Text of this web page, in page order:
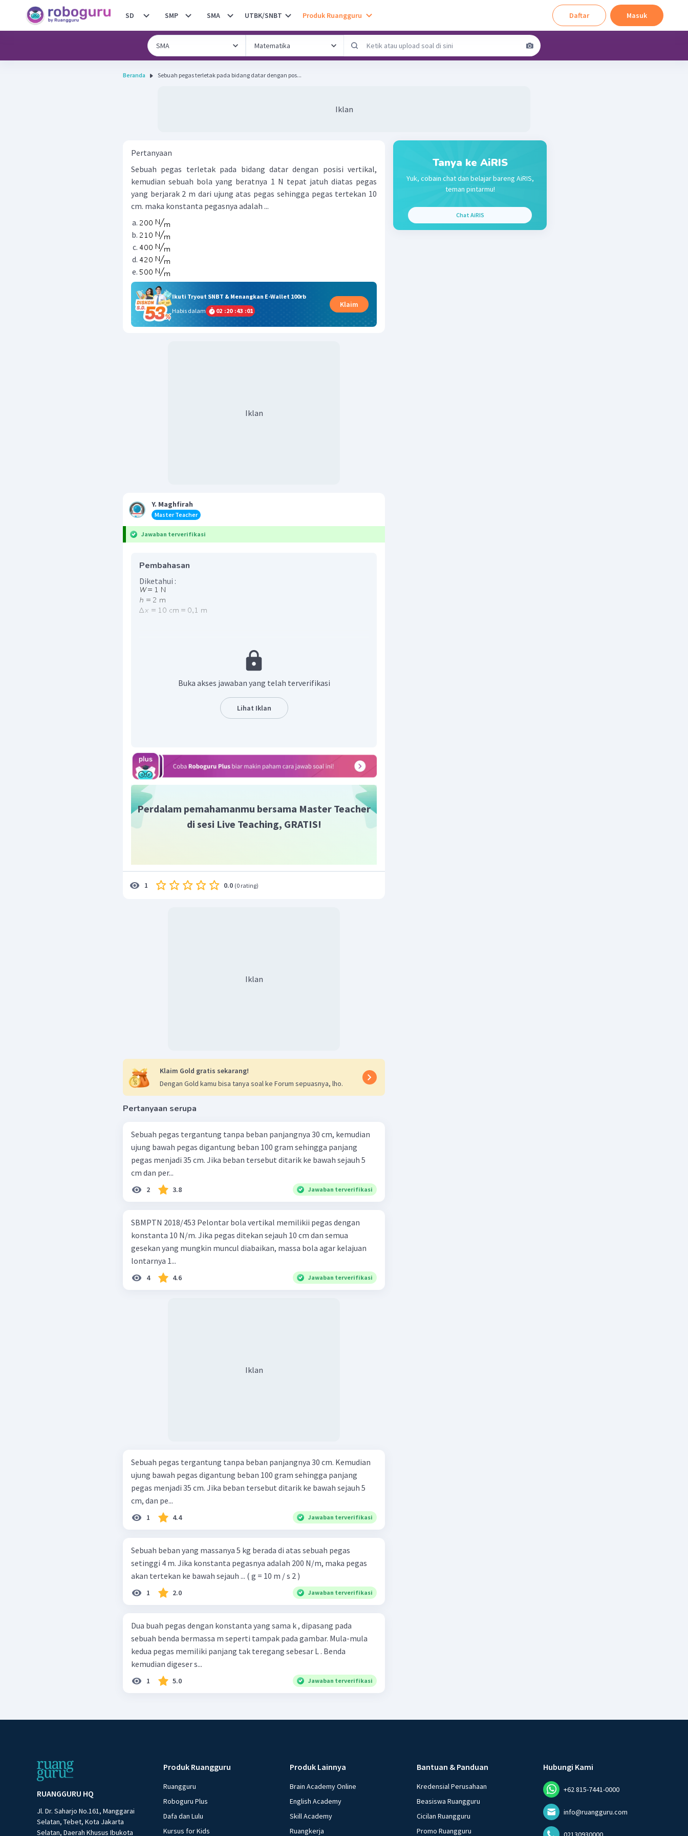
SD SMP SMA UTBK/SNBT Produk Ruangguru Daftar Masuk
Beranda Sebuah pegas terletak pada bidang datar dengan pos...
Iklan
Pertanyaan
Sebuah pegas terletak pada bidang datar dengan posisi vertikal,
kemudian sebuah bola yang beratnya 1 N tepat jatuh diatas pegas
yang berjarak 2 m dari ujung atas pegas sehingga pegas tertekan 10
cm. maka konstanta pegasnya adalah ...
Ikuti Tryout SNBT & Menangkan E-Wallet 100rb
Habis dalam
02 :20 :43 :00
Klaim
Iklan
Y. Maghfirah
Master Teacher
Jawaban terverifikasi
Pembahasan
Diketahui :
Jadi, jawaban yang benar adalah D.
Buka akses jawaban yang telah terverifikasi
Lihat Iklan
Perdalam pemahamanmu bersama Master Teacher
di sesi Live Teaching, GRATIS!
1 0.0 (0 rating)
Iklan
Klaim Gold gratis sekarang!
Dengan Gold kamu bisa tanya soal ke Forum sepuasnya, lho.
Pertanyaan serupa
Sebuah pegas tergantung tanpa beban panjangnya 30 cm, kemudian
ujung bawah pegas digantung beban 100 gram sehingga panjang
pegas menjadi 35 cm. Jika beban tersebut ditarik ke bawah sejauh 5
cm dan per...
2 3.8 Jawaban terverifikasi
SBMPTN 2018/453 Pelontar bola vertikal memilikii pegas dengan
konstanta 10 N/m. Jika pegas ditekan sejauh 10 cm dan semua
gesekan yang mungkin muncul diabaikan, massa bola agar kelajuan
lontarnya 1...
4 4.6 Jawaban terverifikasi
Iklan
Sebuah pegas tergantung tanpa beban panjangnya 30 cm. Kemudian
ujung bawah pegas digantung beban 100 gram sehingga panjang
pegas menjadi 35 cm. Jika beban tersebut ditarik ke bawah sejauh 5
cm, dan pe...
1 4.4 Jawaban terverifikasi
Sebuah beban yang massanya 5 kg berada di atas sebuah pegas
setinggi 4 m. Jika konstanta pegasnya adalah 200 N/m, maka pegas
akan tertekan ke bawah sejauh ... ( g = 10 m / s 2 )
1 2.0 Jawaban terverifikasi
Dua buah pegas dengan konstanta yang sama k , dipasang pada
sebuah benda bermassa m seperti tampak pada gambar. Mula-mula
kedua pegas memiliki panjang tak teregang sebesar L . Benda
kemudian digeser s...
1 5.0 Jawaban terverifikasi
Tanya ke AiRIS
Yuk, cobain chat dan belajar bareng AiRIS,
teman pintarmu!
Chat AiRIS
RUANGGURU HQ
Jl. Dr. Saharjo No.161, Manggarai
Selatan, Tebet, Kota Jakarta
Selatan, Daerah Khusus Ibukota
Produk Ruangguru
Ruangguru
Roboguru Plus
Dafa dan Lulu
Kursus for Kids
Produk Lainnya
Brain Academy Online
English Academy
Skill Academy
Ruangkerja
Bantuan & Panduan
Kredensial Perusahaan
Beasiswa Ruangguru
Cicilan Ruangguru
Promo Ruangguru
Hubungi Kami
+62 815-7441-0000
info@ruangguru.com